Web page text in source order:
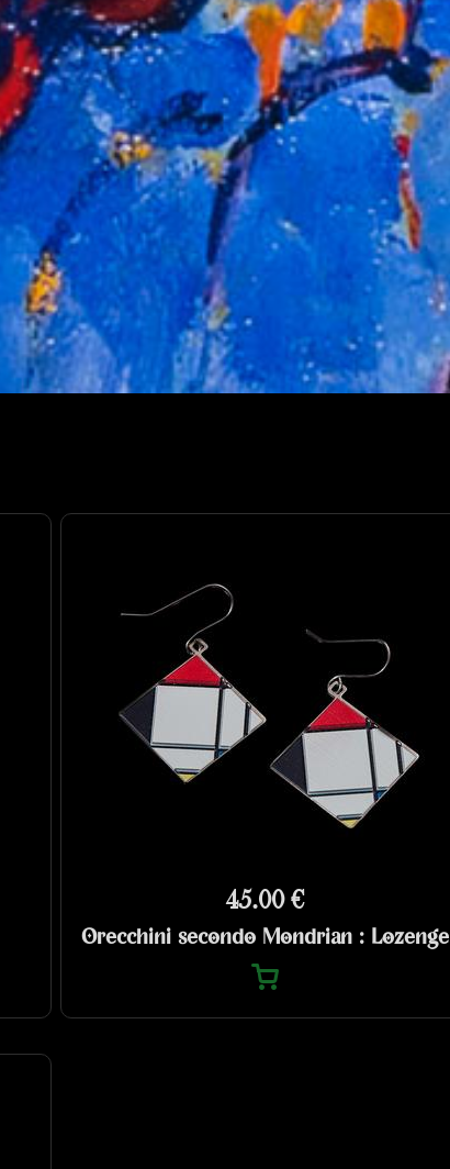
45.00 €
Orecchini secondo Mondrian : Lozenge